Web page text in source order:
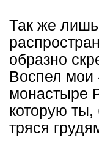
Так же
образно
Воспел мои
монастыре
которую
тряся